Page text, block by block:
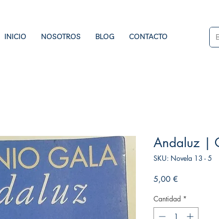
INICIO NOSOTROS BLOG CONTACTO
Andaluz |
SKU: Novela 13 - 5
5,00 €
Cantidad *